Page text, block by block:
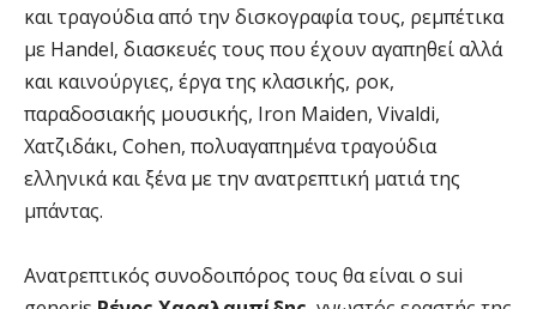
και τραγούδια από την δισκογραφία τους, ρεμπέτικα
με Handel, διασκευές τους που έχουν αγαπηθεί αλλά
και καινούργιες, έργα της κλασικής, ροκ,
παραδοσιακής μουσικής, Iron Μaiden, Vivaldi,
Χατζιδάκι, Cohen, πολυαγαπημένα τραγούδια
ελληνικά και ξένα με την ανατρεπτική ματιά της
μπάντας.
Ανατρεπτικός συνοδοιπόρος τους θα είναι ο sui